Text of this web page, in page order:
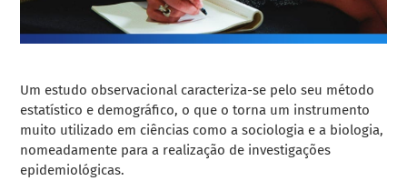
Um estudo observacional caracteriza-se pelo seu método
estatístico e demográfico, o que o torna um instrumento
muito utilizado em ciências como a sociologia e a biologia,
nomeadamente para a realização de investigações
epidemiológicas.